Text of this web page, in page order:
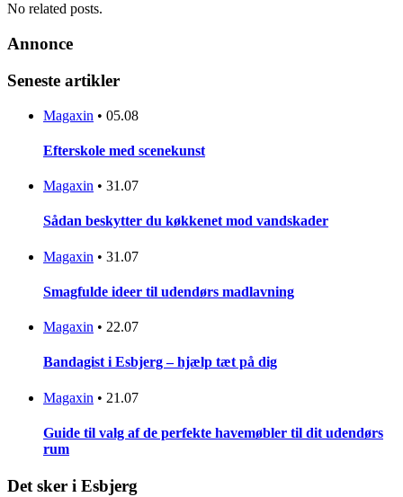
No related posts.
Annonce
Seneste artikler
Magaxin • 05.08
Efterskole med scenekunst
Magaxin • 31.07
Sådan beskytter du køkkenet mod vandskader
Magaxin • 31.07
Smagfulde ideer til udendørs madlavning
Magaxin • 22.07
Bandagist i Esbjerg – hjælp tæt på dig
Magaxin • 21.07
Guide til valg af de perfekte havemøbler til dit udendørs
rum
Det sker i Esbjerg